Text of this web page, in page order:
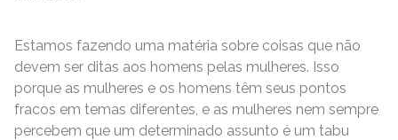
Estamos fazendo uma matéria sobre coisas que não
devem ser ditas aos homens pelas mulheres. Isso
porque as mulheres e os homens têm seus pontos
fracos em temas diferentes, e as mulheres nem sempre
percebem que um determinado assunto é um tabu